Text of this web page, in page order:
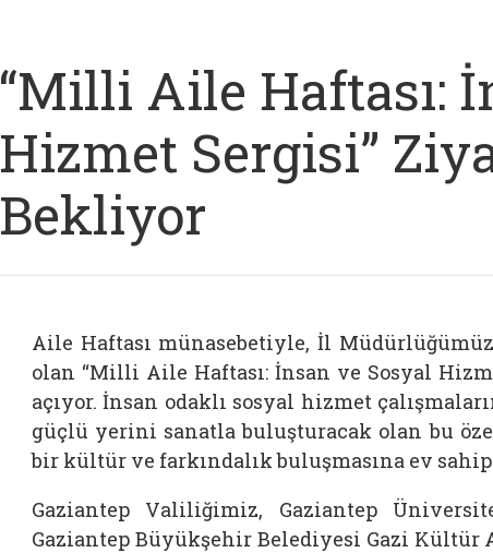
“Milli Aile Haftası:
Hizmet Sergisi”
Bekliyor
Aile Haftası münasebetiyle, İl
olan “Milli Aile Haftası: İnsan ve Sosyal
açıyor. İnsan odaklı sosyal hizmet
güçlü yerini sanatla buluşturacak olan bu
bir kültür ve farkındalık buluşmasına ev
Gaziantep Valiliğimiz, Gaziantep
Gaziantep Büyükşehir Belediyesi Gazi Kültür